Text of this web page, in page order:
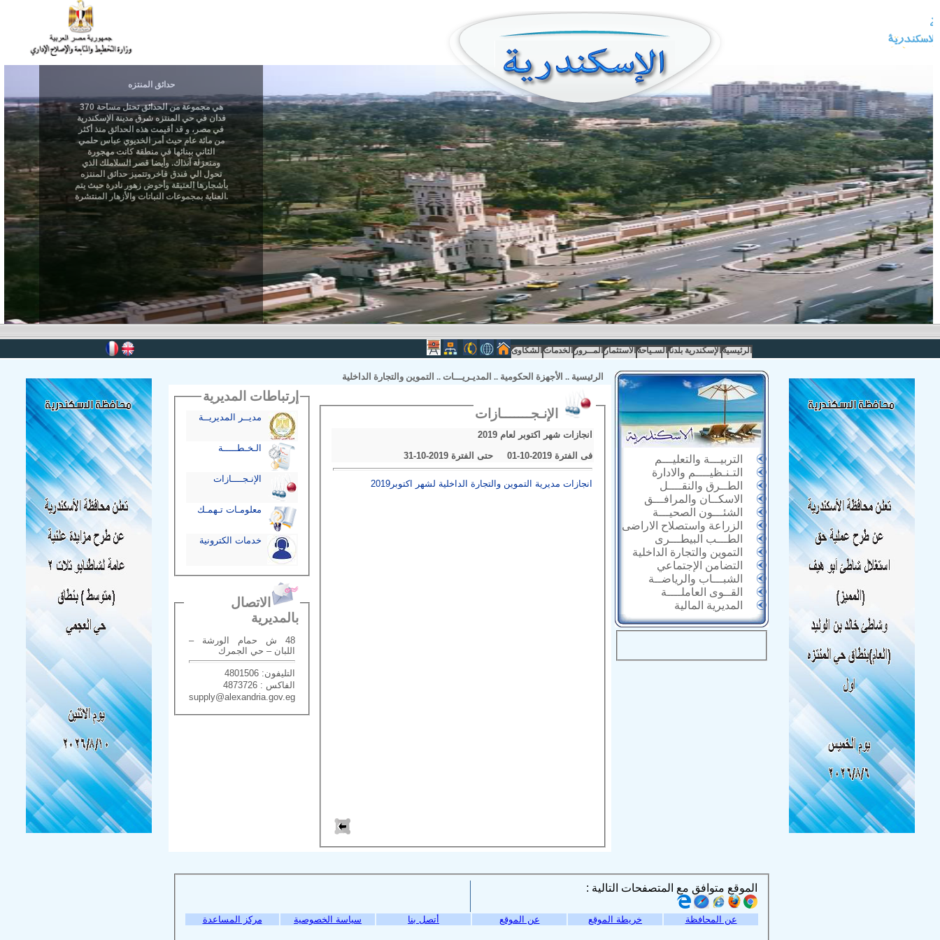
الرئيسية الإسكندرية بلدنا السـياحة الاستثمار المــرور الخدمات الشكاوى
التربيـــة والتعليـــم
التـنـظيــــم والادارة
الطــرق والنقــــل
الاسكــان والمرافـــق
الشئـــون الصحيـــة
الزراعة واستصلاح الاراضى
الطـــب البيطـــرى
التموين والتجارة الداخلية
التضامن الإجتماعي
الشبـــاب والرياضــة
القــوى العاملــــة
المديرية المالية
الرئيسية .. الأجهزة الحكومية .. المديـريـــات .. التموين والتجارة الداخلية
انجازات شهر اكتوبر لعام 2019
فى الفترة 2019-10-01 حتى الفترة 2019-10-31
انجازات مديرية التموين والتجارة الداخلية لشهر اكتوبر2019
إرتباطات المديرية
مديــر المديريــة
الـخـطـــــة
الإنـجــــازات
معلومـات تـهمـك
خدمات الكترونية
الاتصال
بالمديرية
48 ش حمام الورشة –
اللبان – حي الجمرك
التليفون: 4801506
الفاكس : 4873726
supply@alexandria.gov.eg
الموقع متوافق مع المتصفحات التالية :
عن المحافظة خريطة الموقع عن الموقع أتصل بنا سياسة الخصوصية مركز المساعدة